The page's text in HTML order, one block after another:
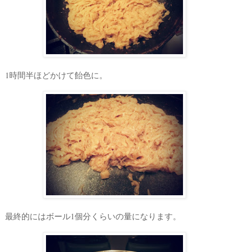
1 時間半ほどかけて飴色に。
最終的にはボール1個分くらいの量になります。